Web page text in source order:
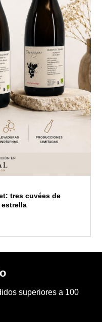
tres cuvées de
superiores a 100